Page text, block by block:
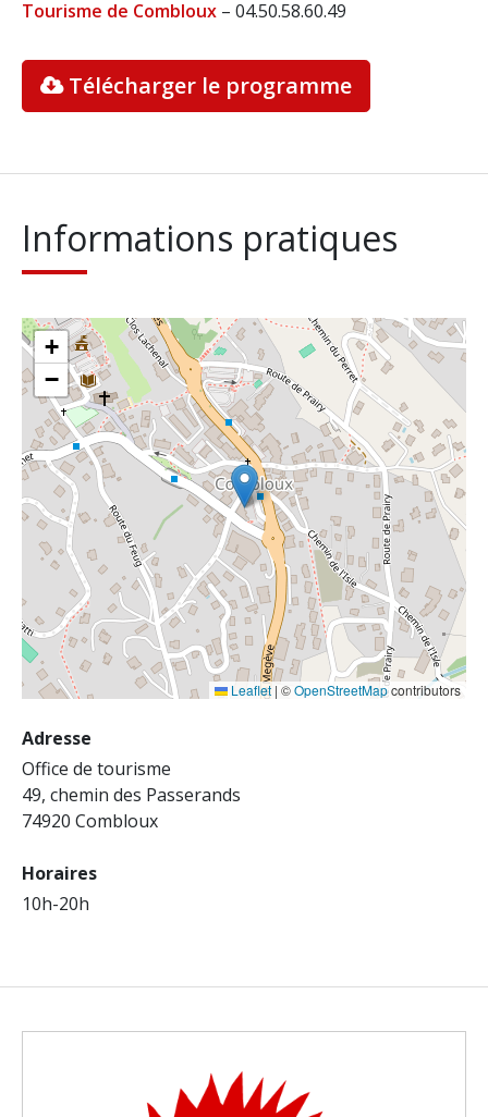
Tourisme de Combloux – 04.50.58.60.49
Télécharger le programme
Informations pratiques
+
−
Leaflet | ©OpenStreetMapcontributors
Adresse
Office de tourisme
49, chemin des Passerands
74920 Combloux
Horaires
10h-20h